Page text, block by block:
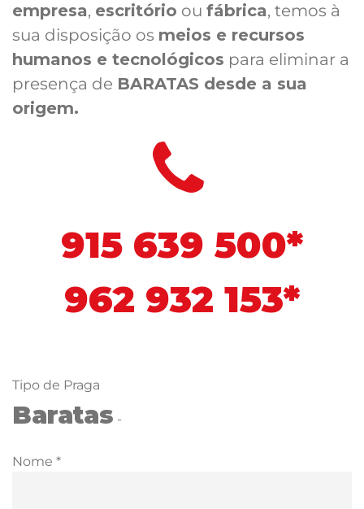
empresa, escritório ou fábrica, temos à
sua disposição os meios e recursos
humanos e tecnológicos para eliminar a
presença de BARATAS desde a sua
origem.
915 639 500*
962 932 153*
Tipo de Praga
Baratas -
Nome *